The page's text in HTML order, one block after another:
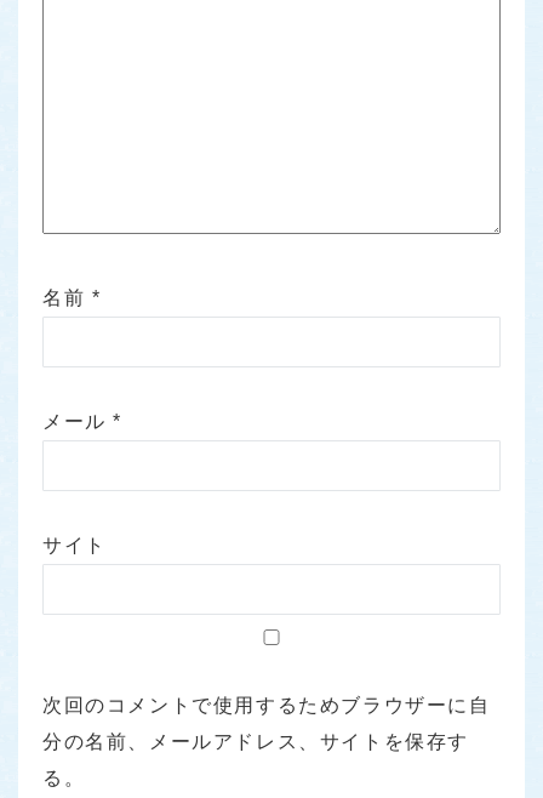
名前 *
メール*
サイト
次回のコメントで使用するためブラウザーに自
分の名前、メールアドレス、サイトを保存す
る。